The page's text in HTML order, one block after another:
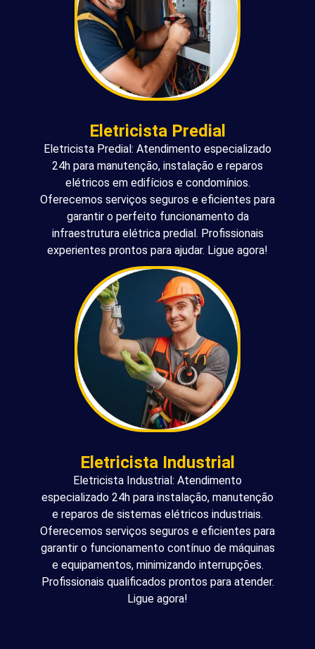
Eletricista Predial
Eletricista Predial: Atendimento especializado
24h para manutenção, instalação e reparos
elétricos em edifícios e condomínios.
Oferecemos serviços seguros e eficientes para
garantir o perfeito funcionamento da
infraestrutura elétrica predial. Profissionais
experientes prontos para ajudar. Ligue agora!
Eletricista Industrial
Eletricista Industrial: Atendimento
especializado 24h para instalação, manutenção
e reparos de sistemas elétricos industriais.
Oferecemos serviços seguros e eficientes para
garantir o funcionamento contínuo de máquinas
e equipamentos, minimizando interrupções.
Profissionais qualificados prontos para atender.
Ligue agora!